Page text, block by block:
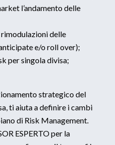
l’andamento delle
delle
e/o roll over);
per singola divisa;
strategico del
ti aiuta a definire i cambi
di Risk Management.
ESPERTO per la